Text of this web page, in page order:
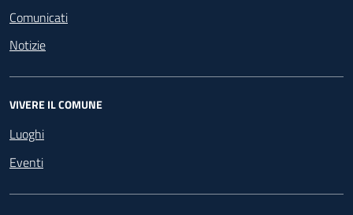
Comunicati
Notizie
VIVERE IL COMUNE
Luoghi
Eventi